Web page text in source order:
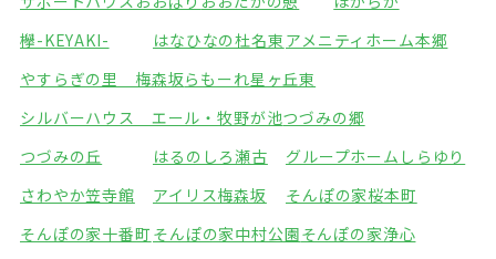
欅-KEYAKI-
はなひなの杜名東 アメニティホーム本郷
やすらぎの里 梅森坂らもーれ星ヶ丘東
シルバーハウス エール・牧野が池つづみの郷
つづみの丘
はるのしろ瀬古
グループホームしらゆり
さわやか笠寺館
アイリス梅森坂
そんぽの家桜本町
そんぽの家十番町 そんぽの家中村公園そんぽの家浄心